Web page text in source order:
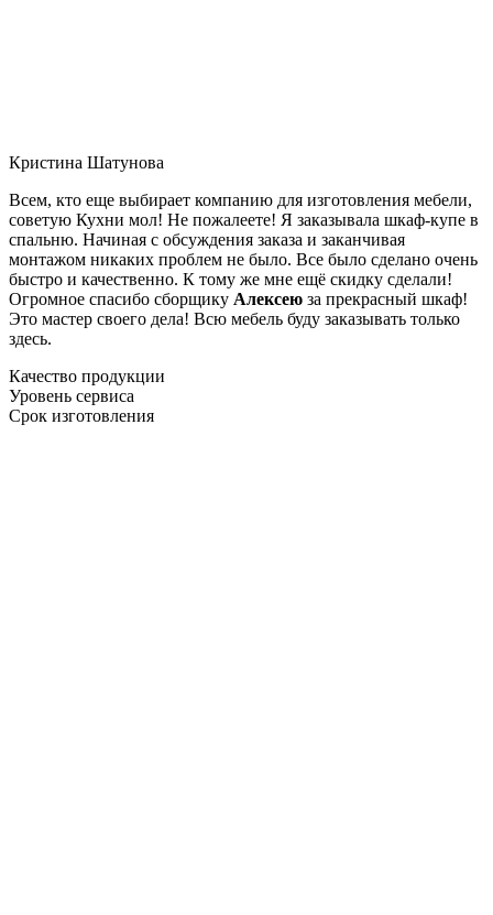
Кристина Шатунова
Всем, кто еще выбирает компанию для изготовления мебели,
советую Кухни мол! Не пожалеете! Я заказывала шкаф-купе в
спальню. Начиная с обсуждения заказа и заканчивая
монтажом никаких проблем не было. Все было сделано очень
быстро и качественно. К тому же мне ещё скидку сделали!
Огромное спасибо сборщику Алексею за прекрасный шкаф!
Это мастер своего дела! Всю мебель буду заказывать только
здесь.
Качество продукции
Уровень сервиса
Срок изготовления